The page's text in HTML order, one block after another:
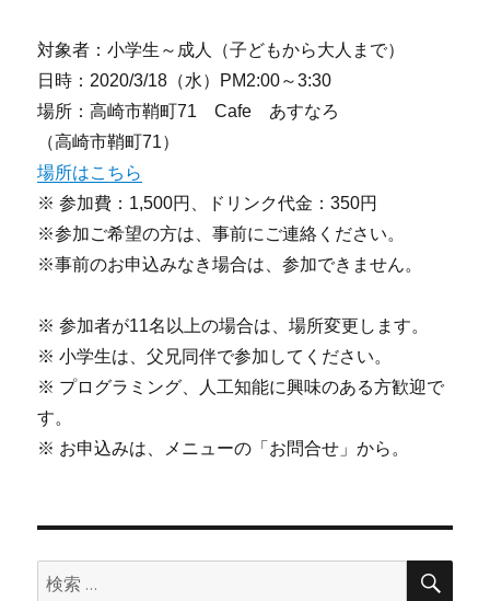
対象者：小学生～成人（子どもから大人まで）
日時：2020/3/18（水）PM2:00～3:30
場所：高崎市鞘町71 Cafe あすなろ
（高崎市鞘町71）
場所はこちら
※ 参加費：1,500円、ドリンク代金：350円
※参加ご希望の方は、事前にご連絡ください。
※事前のお申込みなき場合は、参加できません。
※ 参加者が11名以上の場合は、場所変更します。
※ 小学生は、父兄同伴で参加してください。
※ プログラミング、人工知能に興味のある方歓迎で
す。
※ お申込みは、メニューの「お問合せ」から。
検
検